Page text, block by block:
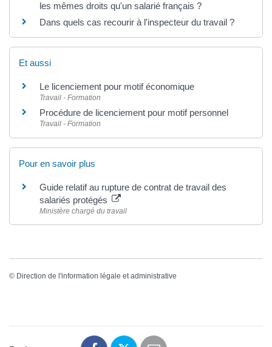
les mêmes droits qu'un salarié français ?
Dans quels cas recourir à l'inspecteur du travail ?
Et aussi
Le licenciement pour motif économique
Travail - Formation
Procédure de licenciement pour motif personnel
Travail - Formation
Pour en savoir plus
Guide relatif au rupture de contrat de travail des
salariés protégés
Ministère chargé du travail
© Direction de l'information légale et administrative